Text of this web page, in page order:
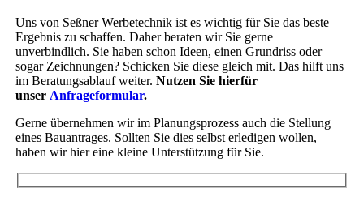
Uns von Seßner Werbetechnik ist es wichtig für Sie das beste
Ergebnis zu schaffen. Daher beraten wir Sie gerne
unverbindlich. Sie haben schon Ideen, einen Grundriss oder
sogar Zeichnungen? Schicken Sie diese gleich mit. Das hilft uns
im Beratungsablauf weiter. Nutzen Sie hierfür
unser Anfrageformular.
Gerne übernehmen wir im Planungsprozess auch die Stellung
eines Bauantrages. Sollten Sie dies selbst erledigen wollen,
haben wir hier eine kleine Unterstützung für Sie.